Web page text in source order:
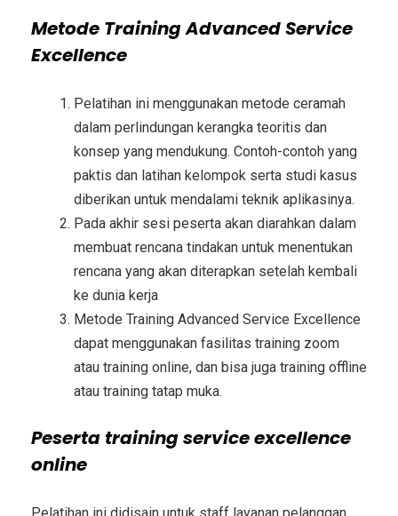
Metode Training Advanced Service
Excellence
Pelatihan ini menggunakan metode ceramah
dalam perlindungan kerangka teoritis dan
konsep yang mendukung. Contoh-contoh yang
paktis dan latihan kelompok serta studi kasus
diberikan untuk mendalami teknik aplikasinya.
Pada akhir sesi peserta akan diarahkan dalam
membuat rencana tindakan untuk menentukan
rencana yang akan diterapkan setelah kembali
ke dunia kerja
Metode Training Advanced Service Excellence
dapat menggunakan fasilitas training zoom
atau training online, dan bisa juga training offline
atau training tatap muka.
Peserta training service excellence
online